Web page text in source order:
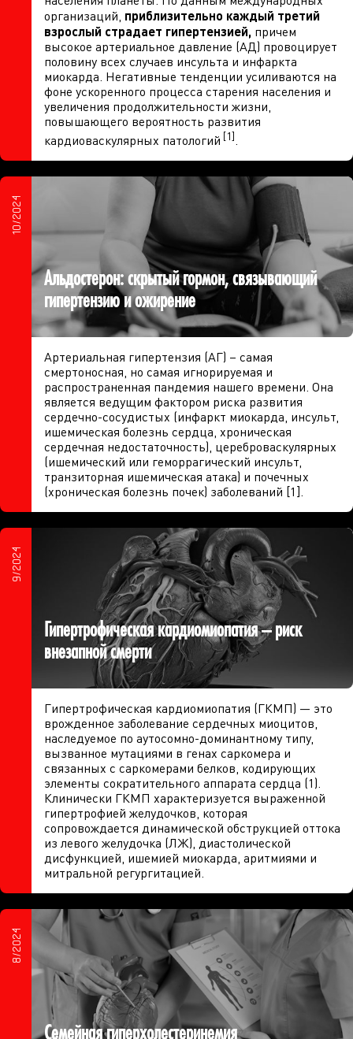
организаций, приблизительно каждый третий
взрослый страдает гипертензией, причем
высокое артериальное давление (АД) провоцирует
половину всех случаев инсульта и инфаркта
миокарда. Негативные тенденции усиливаются на
фоне ускоренного процесса старения населения и
увеличения продолжительности жизни,
повышающего вероятность развития
кардиоваскулярных патологий [1].
10/2024
Альдостерон: скрытый гормон, связывающий
гипертензию и ожирение
Артериальная гипертензия (АГ) – самая
смертоносная, но самая игнорируемая и
распространенная пандемия нашего времени. Она
является ведущим фактором риска развития
сердечно-сосудистых (инфаркт миокарда, инсульт,
ишемическая болезнь сердца, хроническая
сердечная недостаточность), цереброваскулярных
(ишемический или геморрагический инсульт,
транзиторная ишемическая атака) и почечных
(хроническая болезнь почек) заболеваний [1].
9/2024
Гипертрофическая кардиомиопатия – риск
внезапной смерти
Гипертрофическая кардиомиопатия (ГКМП) — это
врожденное заболевание сердечных миоцитов,
наследуемое по аутосомно-доминантному типу,
вызванное мутациями в генах саркомера и
связанных с саркомерами белков, кодирующих
элементы сократительного аппарата сердца (1).
Клинически ГКМП характеризуется выраженной
гипертрофией желудочков, которая
сопровождается динамической обструкцией оттока
из левого желудочка (ЛЖ), диастолической
дисфункцией, ишемией миокарда, аритмиями и
митральной регургитацией.
8/2024
Семейная гиперхолестеринемия